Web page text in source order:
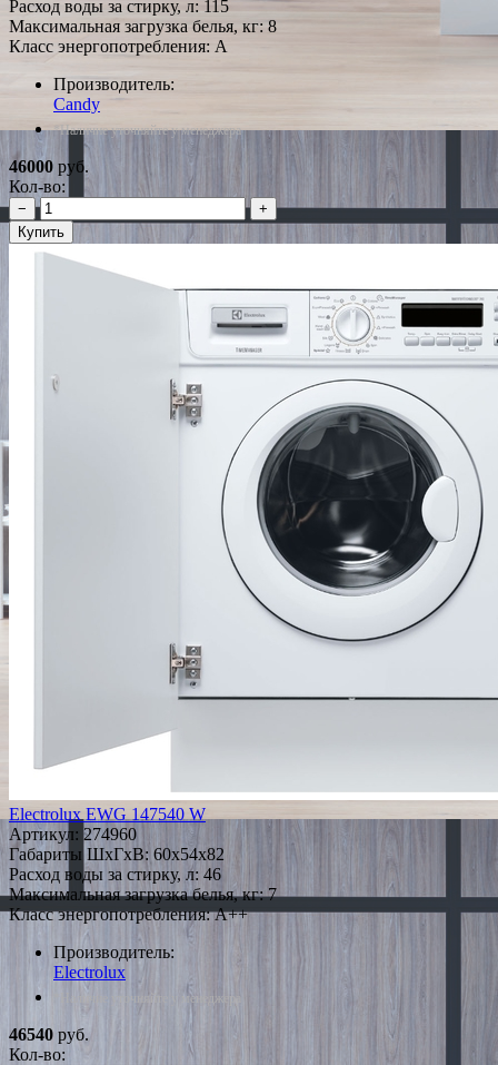
Расход воды за стирку, л: 115
Максимальная загрузка белья, кг: 8
Класс энергопотребления: A
Производитель:
Candy
*Наличие уточняйте у менеджера
46000 руб.
Кол-во:
−
+
Купить
Electrolux EWG 147540 W
Артикул: 274960
Габариты ШxГxВ: 60x54x82
Расход воды за стирку, л: 46
Максимальная загрузка белья, кг: 7
Класс энергопотребления: A++
Производитель:
Electrolux
*Наличие уточняйте у менеджера
46540 руб.
Кол-во: